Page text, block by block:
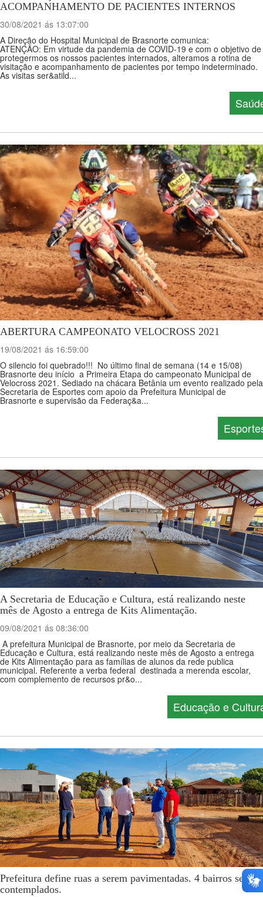
ACOMPANHAMENTO DE PACIENTES INTERNOS
30/08/2021 ás 13:07:00
A Direção do Hospital Municipal de Brasnorte comunica:
ATENÇÃO: Em virtude da pandemia de COVID-19 e com o objetivo de
protegermos os nossos pacientes internados, alteramos a rotina de
visitação e acompanhamento de pacientes por tempo indeterminado.
As visitas ser&atild...
ABERTURA CAMPEONATO VELOCROSS 2021
19/08/2021 ás 16:59:00
O silencio foi quebrado!!! No último final de semana (14 e 15/08)
Brasnorte deu início a Primeira Etapa do campeonato Municipal de
Velocross 2021. Sediado na chácara Betânia um evento realizado pela
Secretaria de Esportes com apoio da Prefeitura Municipal de
Brasnorte e supervisão da Federaç&a...
A Secretaria de Educação e Cultura, está realizando neste
mês de Agosto a entrega de Kits Alimentação.
09/08/2021 ás 08:36:00
A prefeitura Municipal de Brasnorte, por meio da Secretaria de
Educação e Cultura, está realizando neste mês de Agosto a entrega
de Kits Alimentação para as famílias de alunos da rede publica
municipal. Referente a verba federal destinada a merenda escolar,
com complemento de recursos pr&o...
Educação e
Prefeitura define ruas a serem pavimentadas. 4 bairros serão
contemplados.